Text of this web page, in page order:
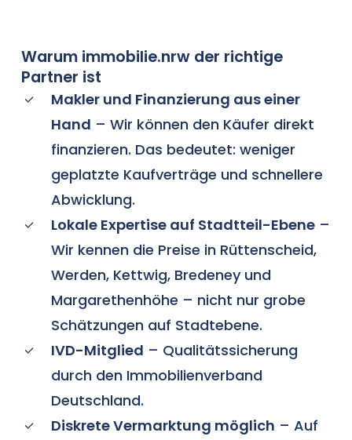
Warum immobilie.nrw der richtige
Partner ist
Makler und Finanzierung aus einer
Hand – Wir können den Käufer direkt
finanzieren. Das bedeutet: weniger
geplatzte Kaufverträge und schnellere
Abwicklung.
Lokale Expertise auf Stadtteil-Ebene–
Wir kennen die Preise in Rüttenscheid,
Werden, Kettwig, Bredeney und
Margarethenhöhe – nicht nur grobe
Schätzungen auf Stadtebene.
IVD-Mitglied – Qualitätssicherung
durch den Immobilienverband
Deutschland.
Diskrete Vermarktung möglich – Auf